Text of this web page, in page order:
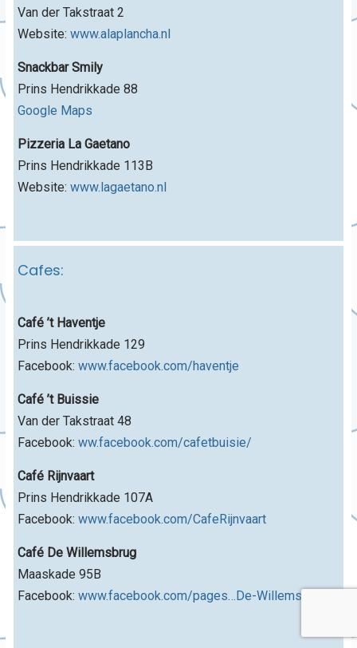
Van der Takstraat 2
Website: www.alaplancha.nl
Snackbar Smily
Prins Hendrikkade 88
Google Maps
Pizzeria La Gaetano
Prins Hendrikkade 113B
Website: www.lagaetano.nl
Cafes:
Café ’t Haventje
Prins Hendrikkade 129
Facebook: www.facebook.com/haventje
Café ’t Buissie
Van der Takstraat 48
Facebook: ww.facebook.com/cafetbuisie/
Café Rijnvaart
Prins Hendrikkade 107A
Facebook: www.facebook.com/CafeRijnvaart
Café De Willemsbrug
Maaskade 95B
Facebook: www.facebook.com/pages…De-Willemsbrug